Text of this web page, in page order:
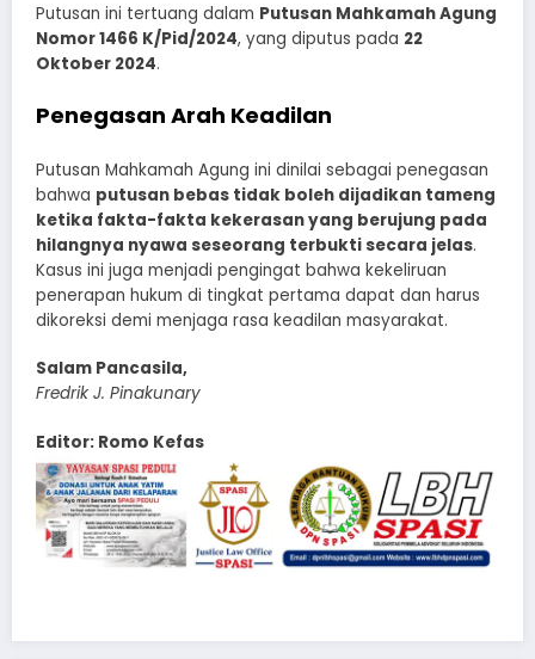
Putusan ini tertuang dalam Putusan Mahkamah Agung
Nomor 1466 K/Pid/2024, yang diputus pada 22
Oktober 2024.
Penegasan Arah Keadilan
Putusan Mahkamah Agung ini dinilai sebagai penegasan
bahwa putusan bebas tidak boleh dijadikan tameng
ketika fakta-fakta kekerasan yang berujung pada
hilangnya nyawa seseorang terbukti secara jelas.
Kasus ini juga menjadi pengingat bahwa kekeliruan
penerapan hukum di tingkat pertama dapat dan harus
dikoreksi demi menjaga rasa keadilan masyarakat.
Salam Pancasila,
Fredrik J. Pinakunary
Editor: Romo Kefas